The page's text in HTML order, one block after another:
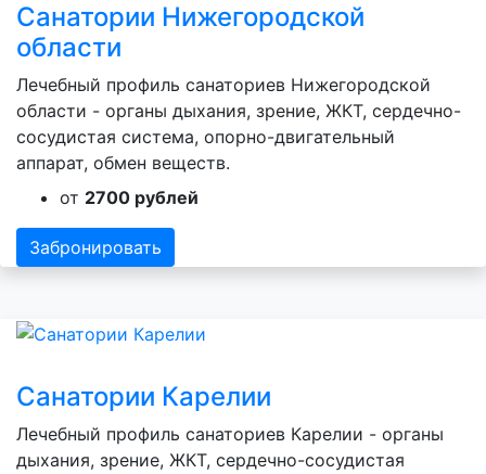
Санатории Нижегородской
области
Лечебный профиль санаториев Нижегородской
области - органы дыхания, зрение, ЖКТ, сердечно-
сосудистая система, опорно-двигательный
аппарат, обмен веществ.
от 2700 рублей
Забронировать
Санатории Карелии
Лечебный профиль санаториев Карелии - органы
дыхания, зрение, ЖКТ, сердечно-сосудистая